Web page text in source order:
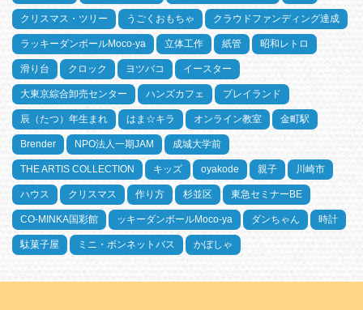
クリスマス・ツリー うごくおもちゃ クラウドファンディング達成
ラッキーダンボールMoco-ya 立体工作 紙管 昭和レトロ
滑り台 クロック ヨツバコ イースター
大東京綜合卸売センター ハンズカフェ プレイランド
辰（たつ）年生まれ はま☆キラ オンライン教室 金町駅
Brender NPO法人一期JAM 成城大学前
THE ARTIS COLLECTION キッズ oyakode 親子 川崎市
ハウス クリスマス 作り方 杉並区 東急セミナーBE
CO-MINKA国彩館 ッキーダンボールMoco-ya ダンちゃん 時計
駄菓子屋 ミニ・ボンネットバス かぼしゃ